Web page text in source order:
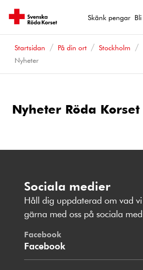
Skänk pengar
Startsidan På din ort Stockholm
Nyheter
Nyheter Röda
Sociala medier
Håll dig uppdaterad om vad
gärna med oss på sociala
Facebook
Facebook